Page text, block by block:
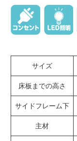
サイズ
床板までの高さ
サイドフレーム下
主材